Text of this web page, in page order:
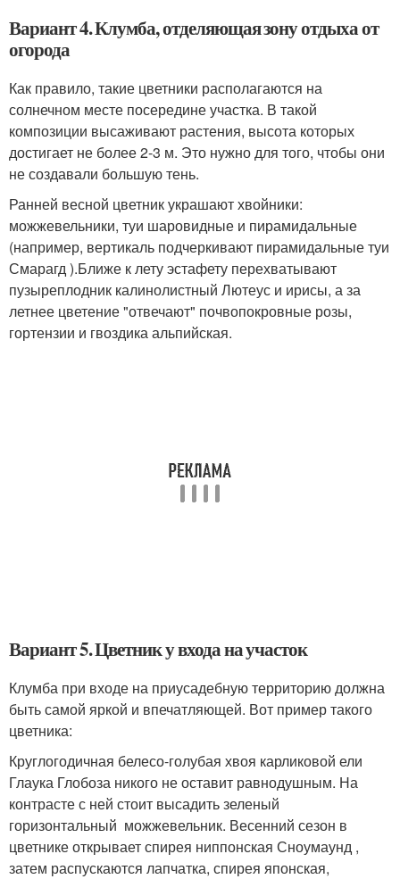
Вариант 4. Клумба, отделяющая зону отдыха от
огорода
Как правило, такие цветники располагаются на
солнечном месте посередине участка. В такой
композиции высаживают растения, высота которых
достигает не более 2-3 м. Это нужно для того, чтобы они
не создавали большую тень.
Ранней весной цветник украшают хвойники:
можжевельники, туи шаровидные и пирамидальные
(например, вертикаль подчеркивают пирамидальные туи
Смарагд ).Ближе к лету эстафету перехватывают
пузыреплодник калинолистный Лютеус и ирисы, а за
летнее цветение "отвечают" почвопокровные розы,
гортензии и гвоздика альпийская.
Вариант 5. Цветник у входа на участок
Клумба при входе на приусадебную территорию должна
быть самой яркой и впечатляющей. Вот пример такого
цветника:
Круглогодичная белесо-голубая хвоя карликовой ели
Глаука Глобоза никого не оставит равнодушным. На
контрасте с ней стоит высадить зеленый
горизонтальный можжевельник. Весенний сезон в
цветнике открывает спирея ниппонская Сноумаунд ,
затем распускаются лапчатка, спирея японская,